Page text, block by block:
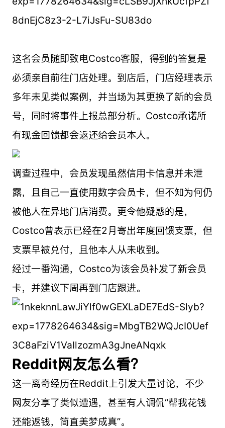
这名会员随即致电Costco客服，得到的答复是
必须亲自前往门店处理。到店后，门店经理表示
多年未见类似案例，并当场为其更换了新的会员
号，同时将事件上报总部分析。Costco承诺所
有现金回馈都会返还给会员本人。
调查过程中，会员发现虽然信用卡信息并未泄
露，且自己一直使用数字会员卡，但不知为何仍
被他人在异地门店消费。更令他疑惑的是，
Costco曾表示已经在2月寄出年度回馈支票，但
支票早被兑付，且他本人从未收到。
经过一番沟通，Costco为该会员补发了新会员
卡，并建议下周再到门店跟进。
Reddit网友怎么看？
这一离奇经历在Reddit上引发大量讨论，不少
网友分享了类似遭遇，甚至有人调侃“帮我花钱
还能返钱，简直美梦成真”。